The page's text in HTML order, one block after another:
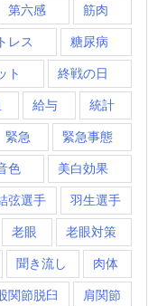
第六感 筋肉
レス 糖尿病
ト 終戦の日
給与 統計
緊急 緊急事態
色 美白効果
弦選手 羽生選手
老眼 老眼対策
聞き流し 肉体
関節脱臼 肩関節